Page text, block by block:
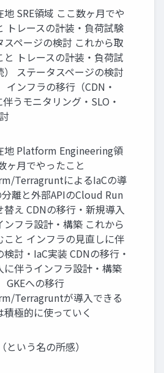
地 SRE領域 ここ数ヶ月でや
トレースの計装・負荷試験
スページの検討 これから取
と トレースの計装・負荷試
） ステータスページの検討
インフラの移行（CDN・
伴うモニタリング・SLO・
地 Platform Engineering領
ヶ月でやったこと
TerragruntによるIaCの導
分離と外部APIのCloud Run
替え CDNの移行・新規導入
ンフラ設計・構築 これから
こと インフラの見直しに伴
検討・IaC実装 CDNの移行・
に伴うインフラ設計・構築
GKEへの移行
Terragruntが導入できる
積極的に使っていく
という名の所感）